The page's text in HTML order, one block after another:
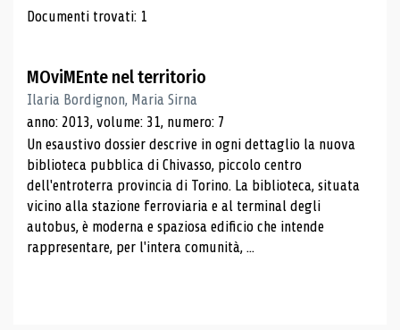
Risultati di ricerca
Documenti trovati: 1
MOviMEnte nel territorio
Ilaria Bordignon, Maria Sirna
anno: 2013, volume: 31, numero: 7
Un esaustivo dossier descrive in ogni dettaglio la nuova
biblioteca pubblica di Chivasso, piccolo centro
dell'entroterra provincia di Torino. La biblioteca, situata
vicino alla stazione ferroviaria e al terminal degli
autobus, è moderna e spaziosa edificio che intende
rappresentare, per l'intera comunità, ...